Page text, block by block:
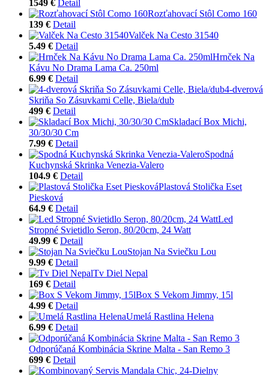
1549 € Detail
Rozťahovací Stôl Como 160
139 € Detail
Valček Na Cesto 31540
5.49 € Detail
Hrnček Na
Kávu No Drama Lama Ca. 250ml
6.99 € Detail
4-dverová
Skriňa So Zásuvkami Celle, Biela/dub
499 € Detail
Skladací Box Michi,
30/30/30 Cm
7.99 € Detail
Spodná
Kuchynská Skrinka Venezia-Valero
104.9 € Detail
Plastová Stolička Eset
Piesková
64.9 € Detail
Led
Stropné Svietidlo Seron, 80/20cm, 24 Watt
49.99 € Detail
Stojan Na Sviečku Lou
9.99 € Detail
Tv Diel Nepal
169 € Detail
Box S Vekom Jimmy, 15l
4.99 € Detail
Umelá Rastlina Helena
6.99 € Detail
Odporúčaná Kombinácia Skrine Malta - San Remo 3
699 € Detail